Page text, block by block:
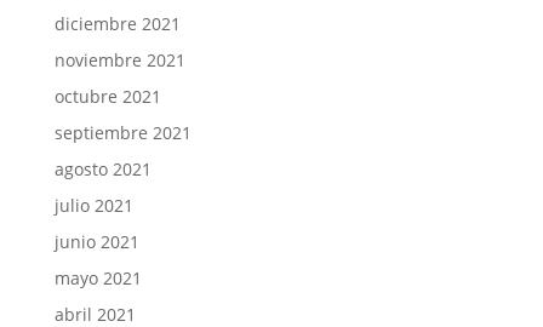
diciembre 2021
noviembre 2021
octubre 2021
septiembre 2021
agosto 2021
julio 2021
junio 2021
mayo 2021
abril 2021